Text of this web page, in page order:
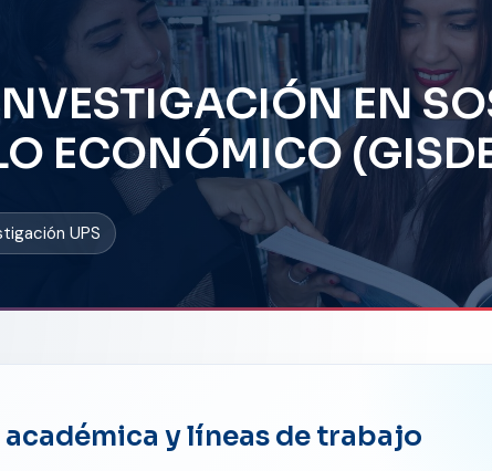
EN
ECONÓMICO
UPS
y líneas de trabajo